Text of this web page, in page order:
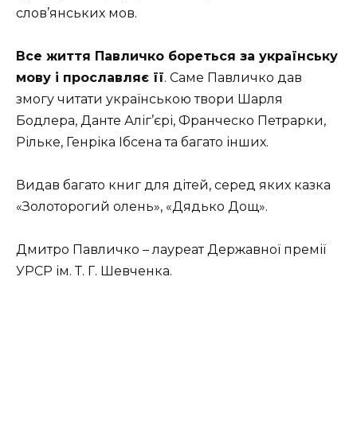
слов’янських мов.
Все життя Павличко бореться за українську
мову і прославляє її. Саме Павличко дав
змогу читати українською твори Шарля
Бодлера, Данте Аліг’єрі, Франческо Петрарки,
Рільке, Генріка Ібсена та багато інших.
Видав багато книг для дітей, серед яких казка
«Золоторогий олень», «Дядько Дощ».
Дмитро Павличко – лауреат Державної премії
УРСР ім. Т. Г. Шевченка.